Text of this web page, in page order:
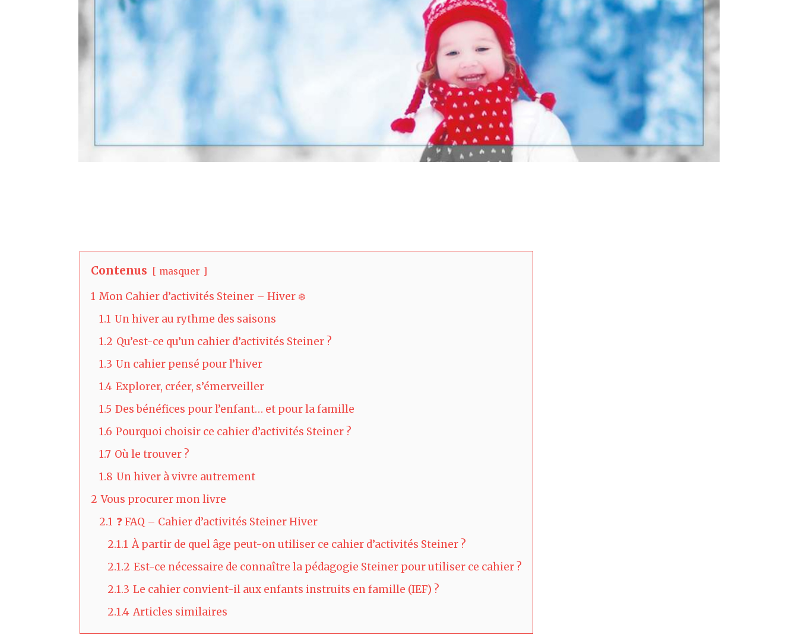
Contenus masquer
1 Mon Cahier d’activités Steiner – Hiver ❄️
1.1 Un hiver au rythme des saisons
1.2 Qu’est-ce qu’un cahier d’activités Steiner ?
1.3 Un cahier pensé pour l’hiver
1.4 Explorer, créer, s’émerveiller
1.5 Des bénéfices pour l’enfant… et pour la famille
1.6 Pourquoi choisir ce cahier d’activités Steiner ?
1.7 Où le trouver ?
1.8 Un hiver à vivre autrement
2 Vous procurer mon livre
2.1 ❓ FAQ – Cahier d’activités Steiner Hiver
2.1.1 À partir de quel âge peut-on utiliser ce cahier d’activités Steiner ?
2.1.2 Est-ce nécessaire de connaître la pédagogie Steiner pour utiliser ce cahier ?
2.1.3 Le cahier convient-il aux enfants instruits en famille (IEF) ?
2.1.4 Articles similaires